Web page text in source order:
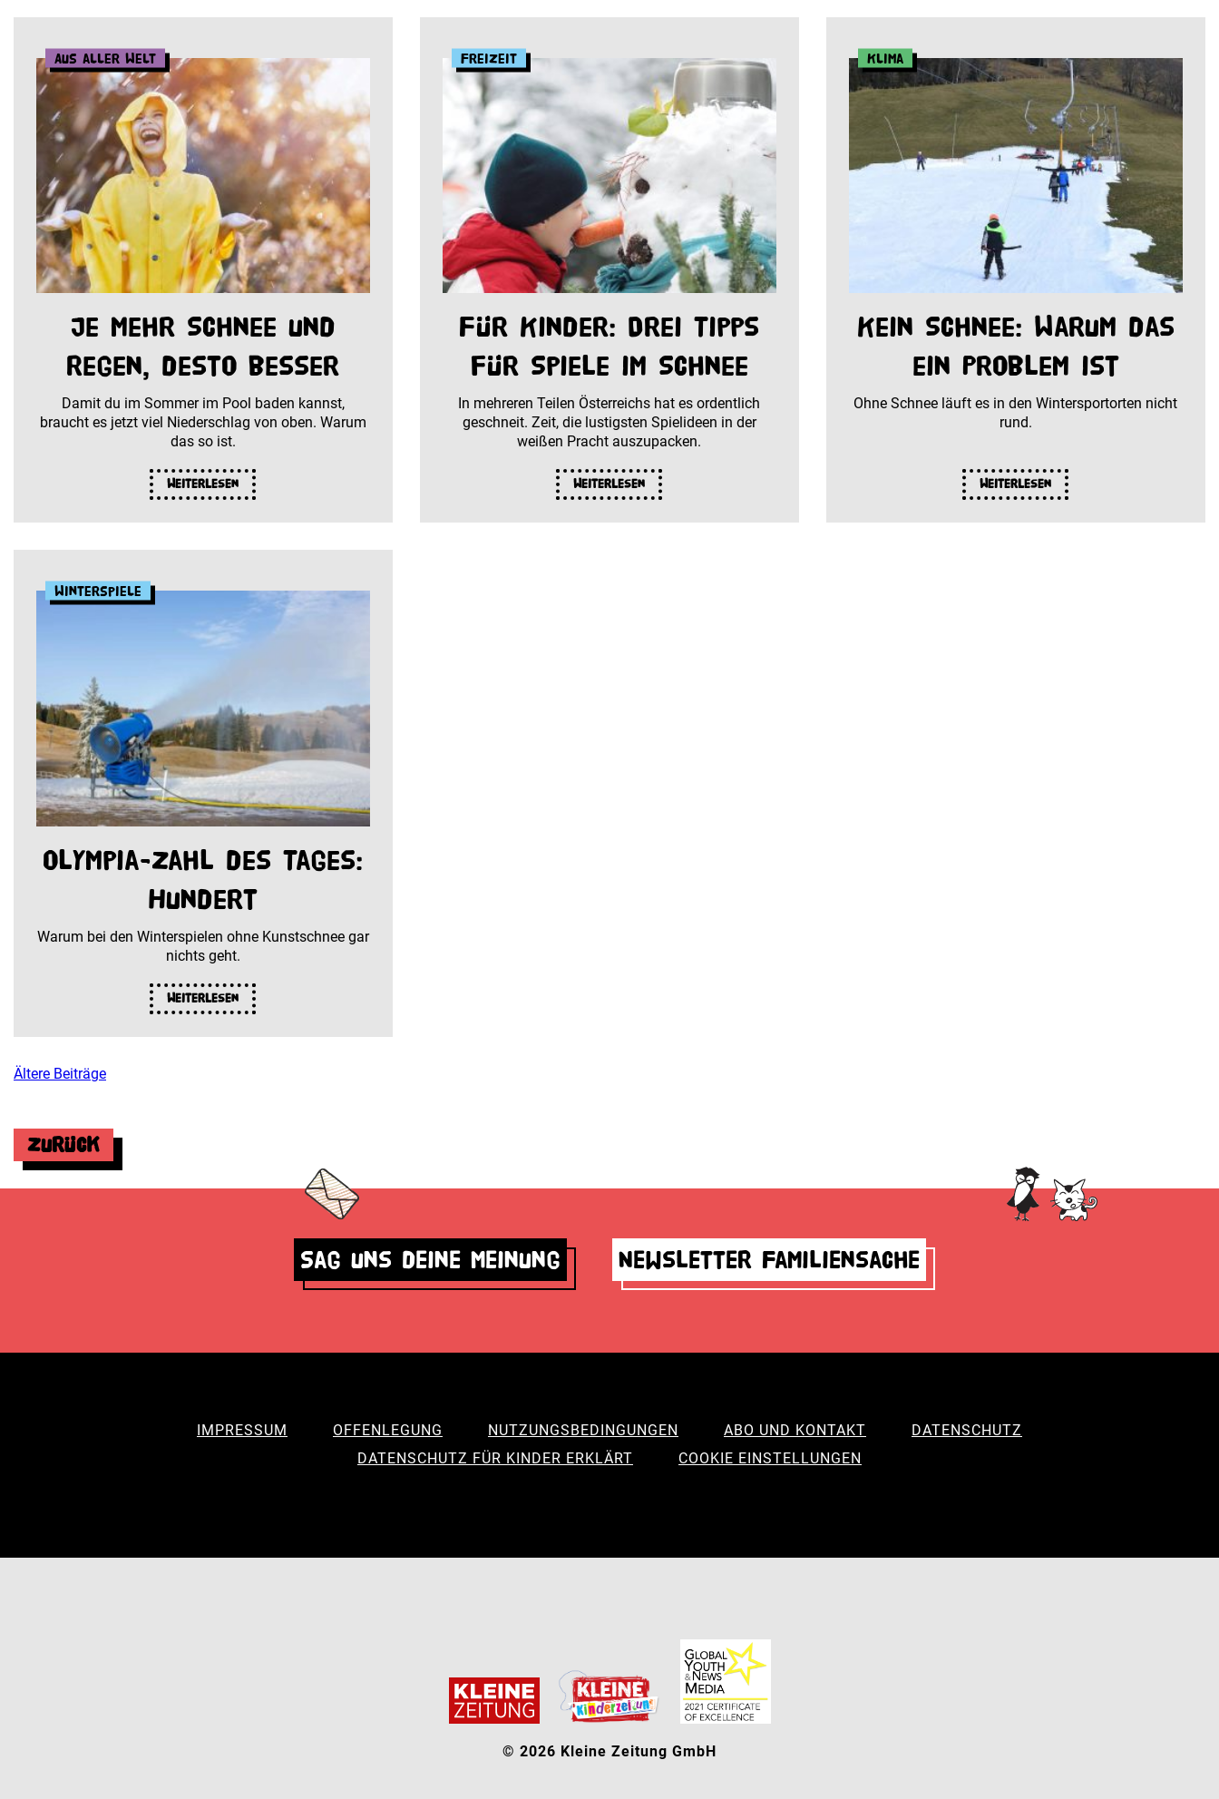
Aus aller Welt
Je mehr Schnee und
Regen, desto besser
Damit du im Sommer im Pool baden kannst,
braucht es jetzt viel Niederschlag von oben. Warum
das so ist.
Weiterlesen
Freizeit
Für Kinder: Drei Tipps
für Spiele im Schnee
In mehreren Teilen Österreichs hat es ordentlich
geschneit. Zeit, die lustigsten Spielideen in der
weißen Pracht auszupacken.
Weiterlesen
Klima
Kein Schnee: Warum das
ein Problem ist
Ohne Schnee läuft es in den Wintersportorten nicht
rund.
Weiterlesen
Winterspiele
Olympia-Zahl des Tages:
Hundert
Warum bei den Winterspielen ohne Kunstschnee gar
nichts geht.
Weiterlesen
Beitragsnavigation
Ältere Beiträge
Zurück
Sag uns deine Meinung Newsletter Familiensache
IMPRESSUM OFFENLEGUNG NUTZUNGSBEDINGUNGEN ABO UND KONTAKT
DATENSCHUTZ
DATENSCHUTZ FÜR KINDER ERKLÄRT
COOKIE EINSTELLUNGEN
© 2026 Kleine Zeitung GmbH